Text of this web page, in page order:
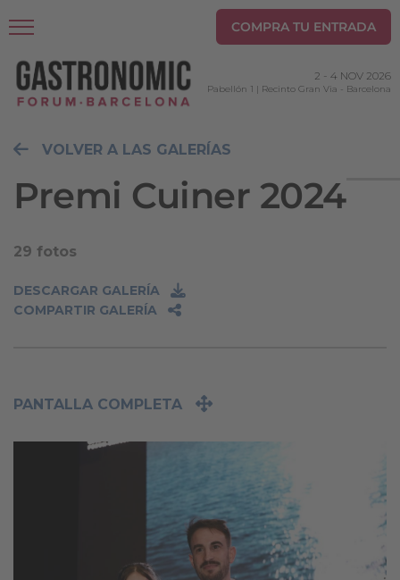
COMPRA TU ENTRADA
2 - 4 NOV 2026
Pabellón 1 | Recinto Gran Via - Barcelona
VOLVER A LAS GALERÍAS
Premi Cuiner 2024
29 fotos
DESCARGAR GALERÍA
COMPARTIR GALERÍA
PANTALLA COMPLETA